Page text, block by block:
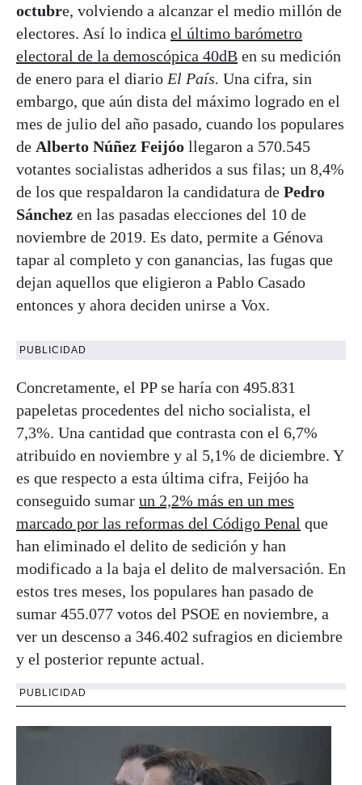
octubre, volviendo a alcanzar el medio millón de
electores. Así lo indica el último barómetro
electoral de la demoscópica 40dB en su medición
de enero para el diario El País. Una cifra, sin
embargo, que aún dista del máximo logrado en el
mes de julio del año pasado, cuando los populares
de Alberto Núñez Feijóo llegaron a 570.545
votantes socialistas adheridos a sus filas; un 8,4%
de los que respaldaron la candidatura de Pedro
Sánchez en las pasadas elecciones del 10 de
noviembre de 2019. Es dato, permite a Génova
tapar al completo y con ganancias, las fugas que
dejan aquellos que eligieron a Pablo Casado
entonces y ahora deciden unirse a Vox.
PUBLICIDAD
Concretamente, el PP se haría con 495.831
papeletas procedentes del nicho socialista, el
7,3%. Una cantidad que contrasta con el 6,7%
atribuido en noviembre y al 5,1% de diciembre. Y
es que respecto a esta última cifra, Feijóo ha
conseguido sumar un 2,2% más en un mes
marcado por las reformas del Código Penal que
han eliminado el delito de sedición y han
modificado a la baja el delito de malversación. En
estos tres meses, los populares han pasado de
sumar 455.077 votos del PSOE en noviembre, a
ver un descenso a 346.402 sufragios en diciembre
y el posterior repunte actual.
PUBLICIDAD